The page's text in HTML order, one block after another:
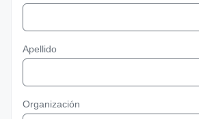
Apellido
Organización